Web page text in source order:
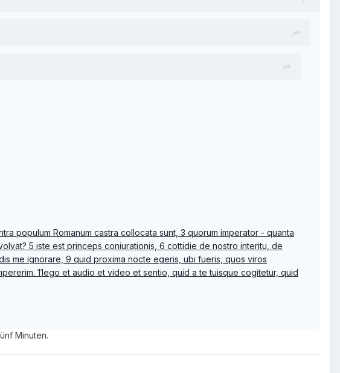
populum Romanum castra collocata sunt, 3 quorum imperator - quanta
5 iste est princeps coniurationis, 6 cottidie de nostro interitu, de
me ignorare, 9 quid proxima nocte egeris, ubi fueris, quos viros
11ego et audio et video et sentio, quid a te tuisque cogitetur, quid
Minuten.